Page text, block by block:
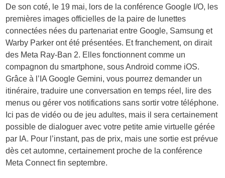
De son coté, le 19 mai, lors de la conférence Google I/O, les
premières images officielles de la paire de lunettes
connectées nées du partenariat entre Google, Samsung et
Warby Parker ont été présentées. Et franchement, on dirait
des Meta Ray-Ban 2. Elles fonctionnent comme un
compagnon du smartphone, sous Android comme iOS.
Grâce à l’IA Google Gemini, vous pourrez demander un
itinéraire, traduire une conversation en temps réel, lire des
menus ou gérer vos notifications sans sortir votre téléphone.
Ici pas de vidéo ou de jeu adultes, mais il sera certainement
possible de dialoguer avec votre petite amie virtuelle gérée
par IA. Pour l’instant, pas de prix, mais une sortie est prévue
dès cet automne, certainement proche de la conférence
Meta Connect fin septembre.